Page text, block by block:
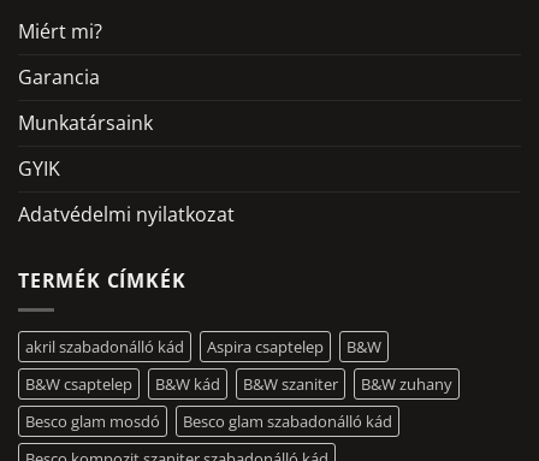
Miért mi?
Garancia
Munkatársaink
GYIK
Adatvédelmi nyilatkozat
TERMÉK CÍMKÉK
akril szabadonálló kád Aspira csaptelep
B&W
B&W csaptelep
B&W kád B&W szaniter
B&W zuhany
Besco glam mosdó
Besco glam szabadonálló kád